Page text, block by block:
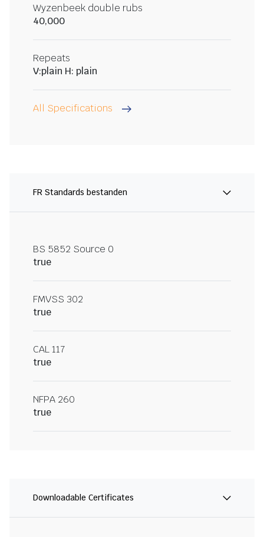
Wyzenbeek double rubs
40,000
Repeats
V:plain H: plain
All Specifications
FR Standards bestanden
BS 5852 Source 0
true
FMVSS 302
true
CAL 117
true
NFPA 260
true
Downloadable Certificates